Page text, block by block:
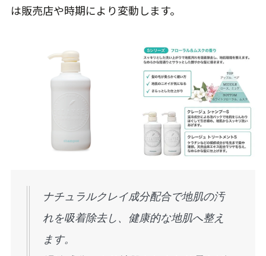
は販売店や時期により変動します。
ナチュラルクレイ成分配合で地肌の汚
れを吸着除去し、健康的な地肌へ整え
ます。